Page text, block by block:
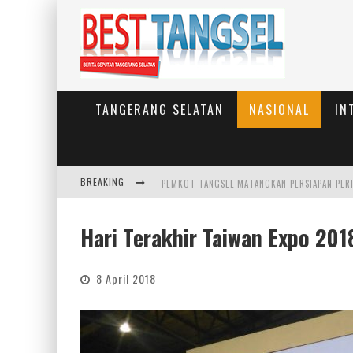
TANGERANG SELATAN NASIONAL
BREAKING PEMKOT TANGSEL MATANGKAN PERSIAPAN
Hari Terakhir Taiwan Expo
8 April 2018